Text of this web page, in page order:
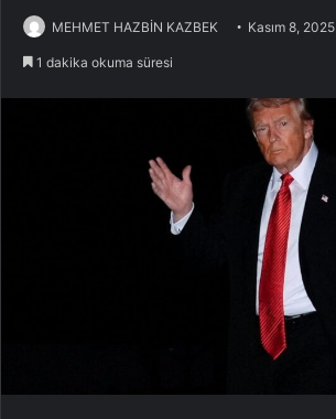
MEHMET HAZBİN KAZBEK Kasım 8, 2025
1 dakika okuma süresi